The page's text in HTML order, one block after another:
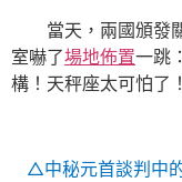
當天，兩國頒發
室嚇了場地佈置一跳
構！天秤座太可怕了
△中秘元首談判中